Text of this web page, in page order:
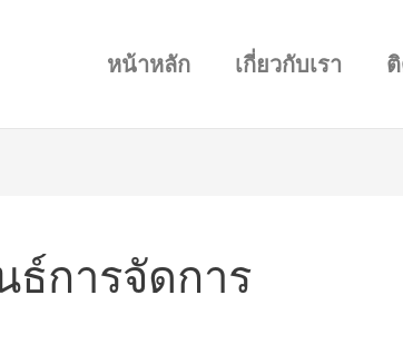
หน้าหลัก เกี่ยวกับเรา
การจัดการ